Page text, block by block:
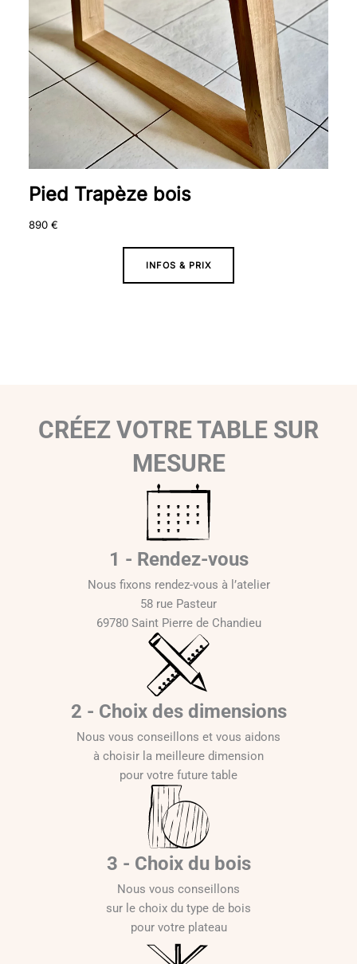
Pied Trapèze bois
890 €
INFOS & PRIX
CRÉEZ VOTRE TABLE SUR
MESURE
1 - Rendez-vous
Nous fixons rendez-vous à l’atelier
58 rue Pasteur
69780 Saint Pierre de Chandieu
2 - Choix des dimensions
Nous vous conseillons et vous aidons
à choisir la meilleure dimension
pour votre future table
3 - Choix du bois
Nous vous conseillons
sur le choix du type de bois
pour votre plateau